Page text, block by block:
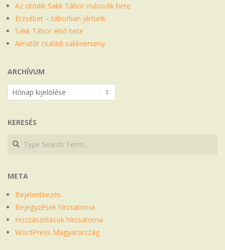
Az ötödik Sakk Tábor második hete
Erzsébet – táborban jártunk
Sakk Tábor első hete
Amatőr családi sakkverseny
ARCHÍVUM
Archívum
KERESÉS
Search
Search
META
Bejelentkezés
Bejegyzések hírcsatorna
Hozzászólások hírcsatorna
WordPress Magyarország